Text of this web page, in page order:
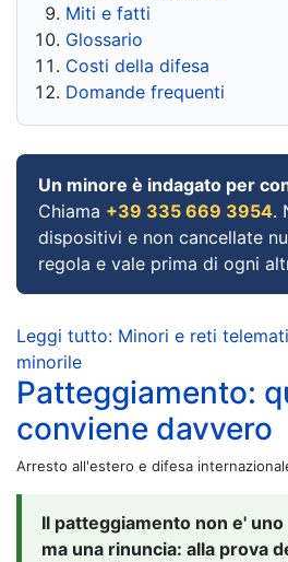
Miti e fatti
Glossario
Costi della difesa
Domande frequenti
Un minore è indagato per
Chiama +39 335 669 3954.
dispositivi e non cancellate
regola e vale prima di ogni
Leggi tutto: Minori e reti
minorile
Patteggiamento:
conviene davvero
Arresto all'estero e difesa
Il patteggiamento non e'
ma una rinuncia: alla prova